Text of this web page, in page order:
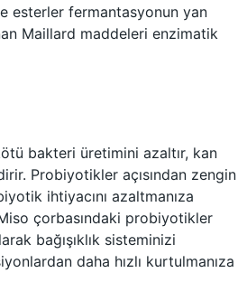
esterler fermantasyonun yan
Maillard maddeleri enzimatik
bakteri üretimini azaltır, kan
Probiyotikler açısından zengin
ihtiyacını azaltmanıza
çorbasındaki probiyotikler
bağışıklık sisteminizi
daha hızlı kurtulmanıza